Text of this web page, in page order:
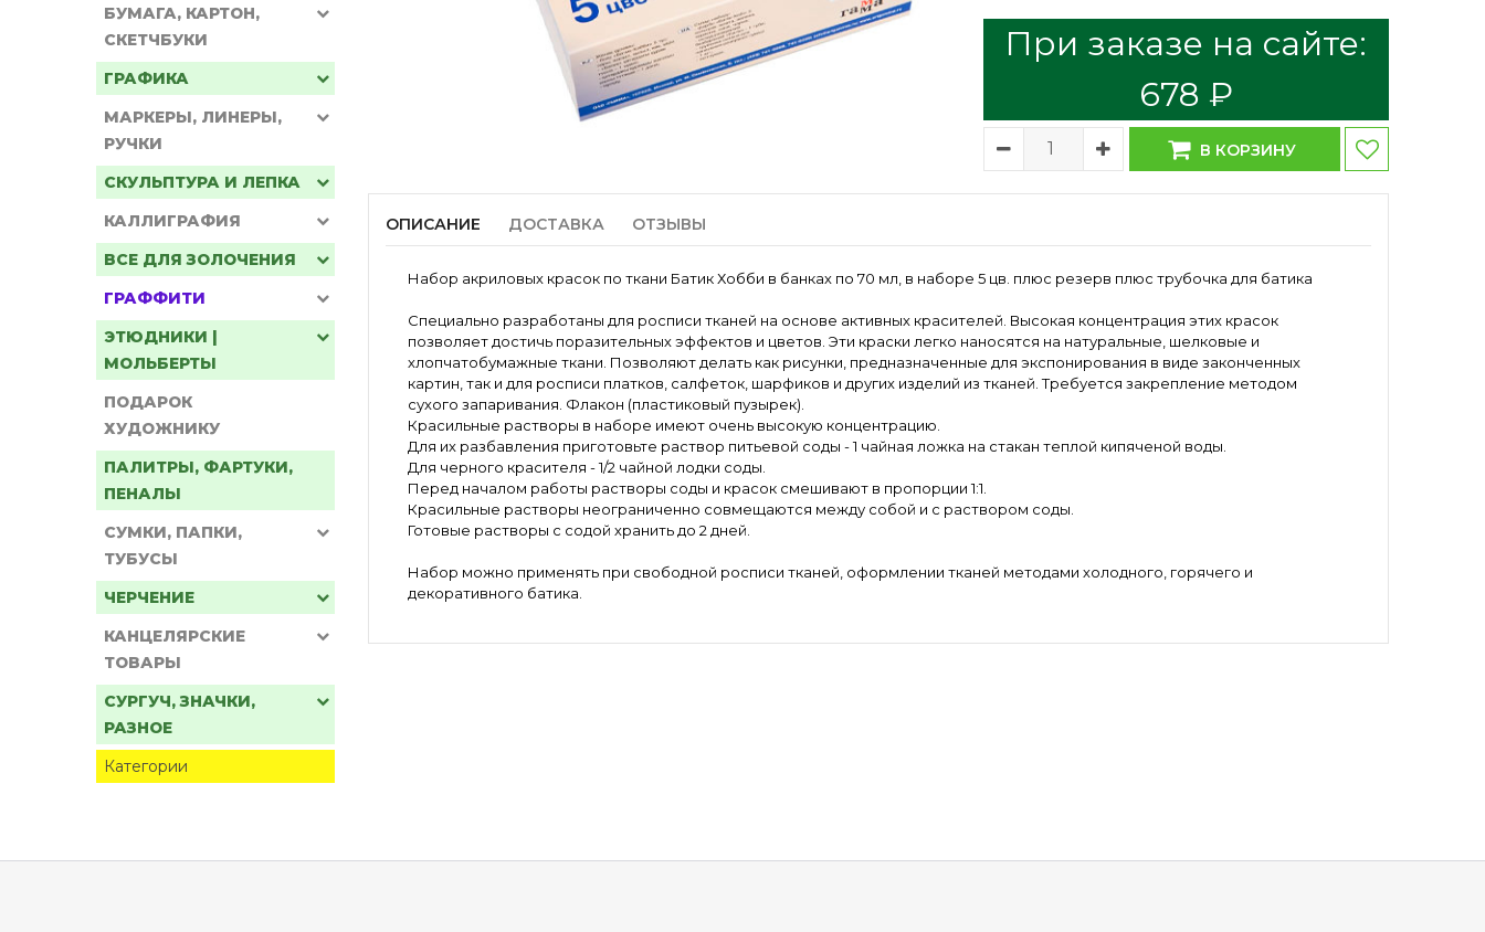
БУМАГА, КАРТОН,
СКЕТЧБУКИ
ГРАФИКА
МАРКЕРЫ, ЛИНЕРЫ,
РУЧКИ
СКУЛЬПТУРА И ЛЕПКА
КАЛЛИГРАФИЯ
ВСЕ ДЛЯ ЗОЛОЧЕНИЯ
ГРАФФИТИ
ЭТЮДНИКИ |
МОЛЬБЕРТЫ
ПОДАРОК
ХУДОЖНИКУ
ПАЛИТРЫ, ФАРТУКИ,
ПЕНАЛЫ
СУМКИ, ПАПКИ,
ТУБУСЫ
ЧЕРЧЕНИЕ
КАНЦЕЛЯРСКИЕ
ТОВАРЫ
СУРГУЧ, ЗНАЧКИ,
РАЗНОЕ
Категории
При заказе на сайте:
678 ₽
В КОРЗИНУ
ОПИСАНИЕ ДОСТАВКА ОТЗЫВЫ
Набор акриловых красок по ткани Батик Хобби в банках по 70 мл, в наборе 5 цв. плюс резерв плюс трубочка для батика
Специально разработаны для росписи тканей на основе активных красителей. Высокая концентрация этих красок
позволяет достичь поразительных эффектов и цветов. Эти краски легко наносятся на натуральные, шелковые и
хлопчатобумажные ткани. Позволяют делать как рисунки, предназначенные для экспонирования в виде законченных
картин, так и для росписи платков, салфеток, шарфиков и других изделий из тканей. Требуется закрепление методом
сухого запаривания. Флакон (пластиковый пузырек).
Красильные растворы в наборе имеют очень высокую концентрацию.
Для их разбавления приготовьте раствор питьевой соды - 1 чайная ложка на стакан теплой кипяченой воды.
Для черного красителя - 1/2 чайной лодки соды.
Перед началом работы растворы соды и красок смешивают в пропорции 1:1.
Красильные растворы неограниченно совмещаются между собой и с раствором соды.
Готовые растворы с содой хранить до 2 дней.
Набор можно применять при свободной росписи тканей, оформлении тканей методами холодного, горячего и
декоративного батика.